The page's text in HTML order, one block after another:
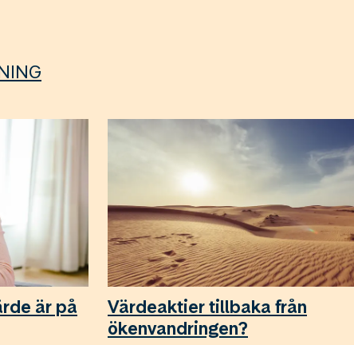
är på
Värdeaktier tillbaka från
ökenvandringen?